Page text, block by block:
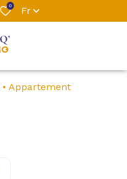
0 Fr
Appartement